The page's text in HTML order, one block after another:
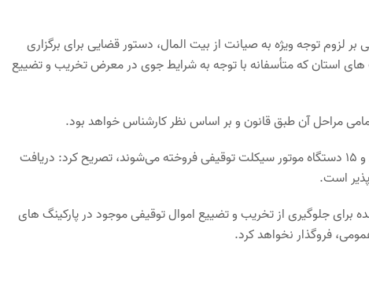
لزوم توجه ویژه به صیانت از بیت المال، دستور قضایی برای برگزاری
استان که متأسفانه با توجه به شرایط جوی در معرض تخریب و تضییع
مراحل آن طبق قانون و بر اساس نظر کارشناس خواهد بود.
صالحی با اشاره به اینکه در این مزایده ۵۴۰ دستگاه خودرو، ۲ فروند قایق و ۱۵ دستگاه موتور سیکلت توقیفی فروخته می‌شوند، تصریح کرد: دریافت
است.
جلوگیری از تخریب و تضییع اموال توقیفی موجود در پارکینگ های
فروگذار نخواهد کرد.